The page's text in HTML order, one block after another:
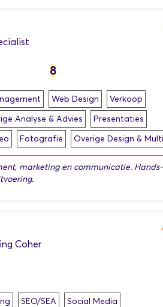
8
Web Design
Verkoop
Analyse & Advies
Presentaties
Fotografie Overige Design &
marketing en communicatie.
Coher
SEO/SEA
Social Media